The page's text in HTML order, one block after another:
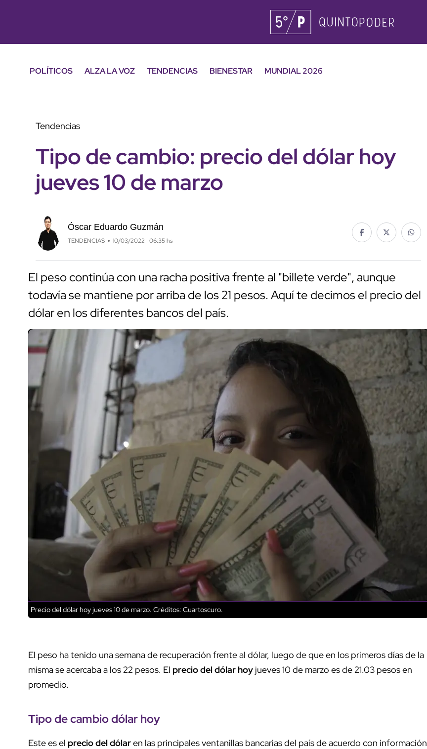
POLÍTICOS ALZA LA VOZ TENDENCIAS BIENESTAR
MUNDIAL 2026
Tendencias
Tipo de cambio: precio del dólar hoy
jueves 10 de marzo
Óscar Eduardo Guzmán
TENDENCIAS 10/03/2022 · 06:35 hs
El peso continúa con una racha positiva frente al "billete verde", aunque
todavía se mantiene por arriba de los 21 pesos. Aquí te decimos el precio del
dólar en los diferentes bancos del país.
Precio del dólar hoy jueves 10 de marzo. Créditos: Cuartoscuro.
El peso ha tenido una semana de recuperación frente al dólar, luego de que en los primeros días de la
misma se acercaba a los 22 pesos. El precio del dólar hoy jueves 10 de marzo es de 21.03 pesos en
promedio.
Tipo de cambio dólar hoy
Este es el precio del dólaren las principales ventanillas bancarias del país de acuerdo con información